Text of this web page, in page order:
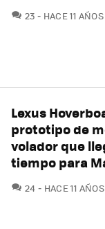
23 COMENTARIOS
HACE 11 AÑOS
Lexus
prototipo de
volador que
tiempo para
24 COMENTARIOS
HACE 11 AÑOS